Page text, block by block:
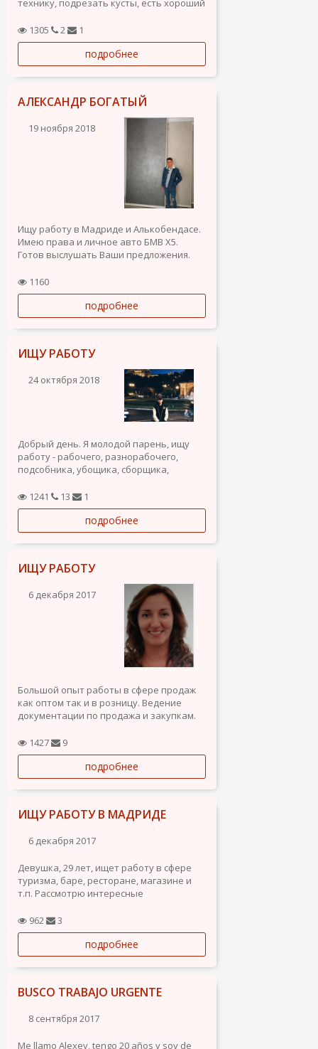
технику, подрезать кусты, есть хороший
Целеустремленный, с отличным
характером, нахожу общий язык с
любым человеком. Шустрый, быстро
учусь, ответственный.
Мастер на все руки. Рассмотрю...
1305 2 1
подробнее
АЛЕКСАНДР БОГАТЫЙ
19 ноября 2018
Ищу работу в Мадриде и Алькобендасе.
Имею права и личное авто БМВ Х5.
Готов выслушать Ваши предложения.
1160
подробнее
ИЩУ РАБОТУ
24 октября 2018
Добрый день. Я молодой парень, ищу
работу - рабочего, разнорабочего,
подсобника, убощика, сборщика,
помощника по хозяйству, по дому и
другие профессии. Готов работать в
будние, выходные дни, праздничные, по
ночам, по суткам или по вашему
графику....
1241 13 1
подробнее
ИЩУ РАБОТУ
6 декабря 2017
Большой опыт работы в сфере продаж
как оптом так и в розницу. Ведение
документации по продажа и закупкам.
1427 9
подробнее
ИЩУ РАБОТУ В МАДРИДЕ
6 декабря 2017
Девушка, 29 лет, ищет работу в сфере
туризма, баре, ресторане, магазине и
т.п. Рассмотрю интересные
маркетинг не предлагать. Тел/Whatsapp.
962 3
подробнее
BUSCO TRABAJO URGENTE
8 сентября 2017
Me llamo Alexey, tengo 20 años y soy de